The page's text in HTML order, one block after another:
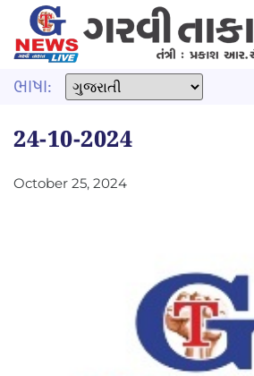
ભાષા:
24-10-2024
October 25, 2024